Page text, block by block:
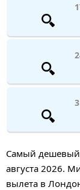
Самый дешевый
августа 2026.
вылета в